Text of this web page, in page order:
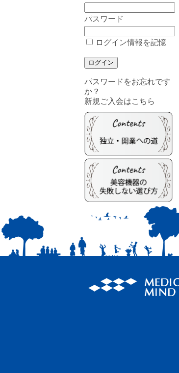
パスワード
ログイン情報を記憶
パスワードをお忘れです
か？
新規ご入会はこちら